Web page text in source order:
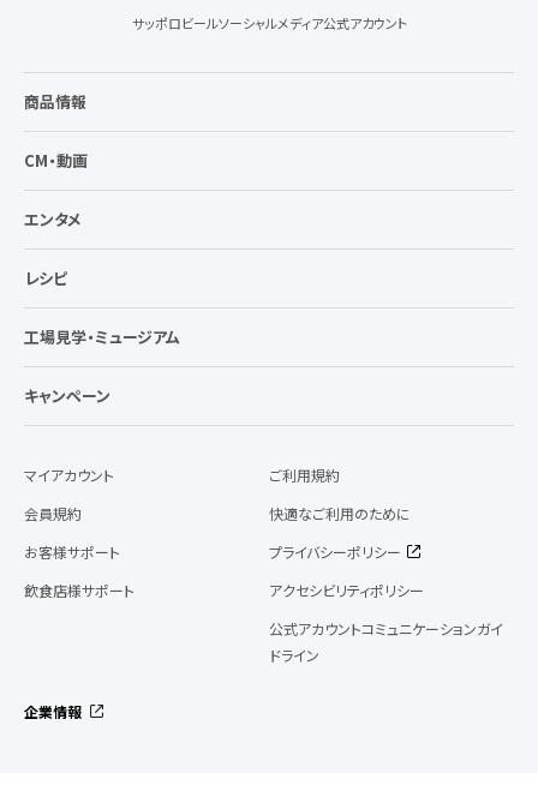
サッポロビールソーシャルメディア公式アカウント
商品情報
CM・動画
エンタメ
レシピ
工場見学・ミュージアム
キャンペーン
マイアカウント
会員規約
お客様サポート
飲食店様サポート
ご利用規約
快適なご利用のために
プライバシーポリシー
アクセシビリティポリシー
公式アカウントコミュニケーションガイ
ドライン
企業情報